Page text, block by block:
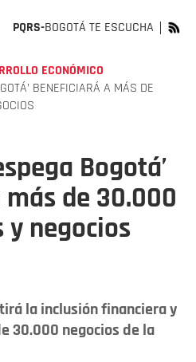
PQRS-BOGOTÁ TE ESCUCHA
ECONÓMICO
BENEFICIARÁ A MÁS DE
Bogotá’
de 30.000
y negocios
la inclusión financiera y
30.000 negocios de la